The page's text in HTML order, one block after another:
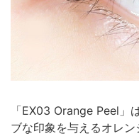
「EX03 Orange Peel」
ブな印象を与えるオレン